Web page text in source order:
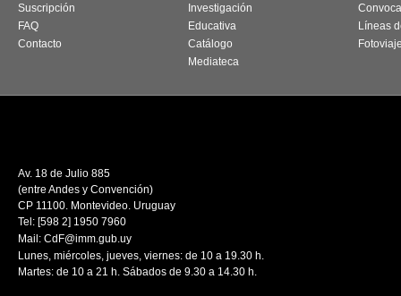
Suscripción
FAQ
Contacto
Investigación
Educativa
Catálogo
Mediateca
Líneas
Av. 18 de Julio 885
(entre Andes y Convención)
CP 11100. Montevideo. Uruguay
Tel: [598 2] 1950 7960
Mail: CdF@imm.gub.uy
Lunes, miércoles, jueves, viernes: de 10 a 19.30 h.
Martes: de 10 a 21 h. Sábados de 9.30 a 14.30 h.